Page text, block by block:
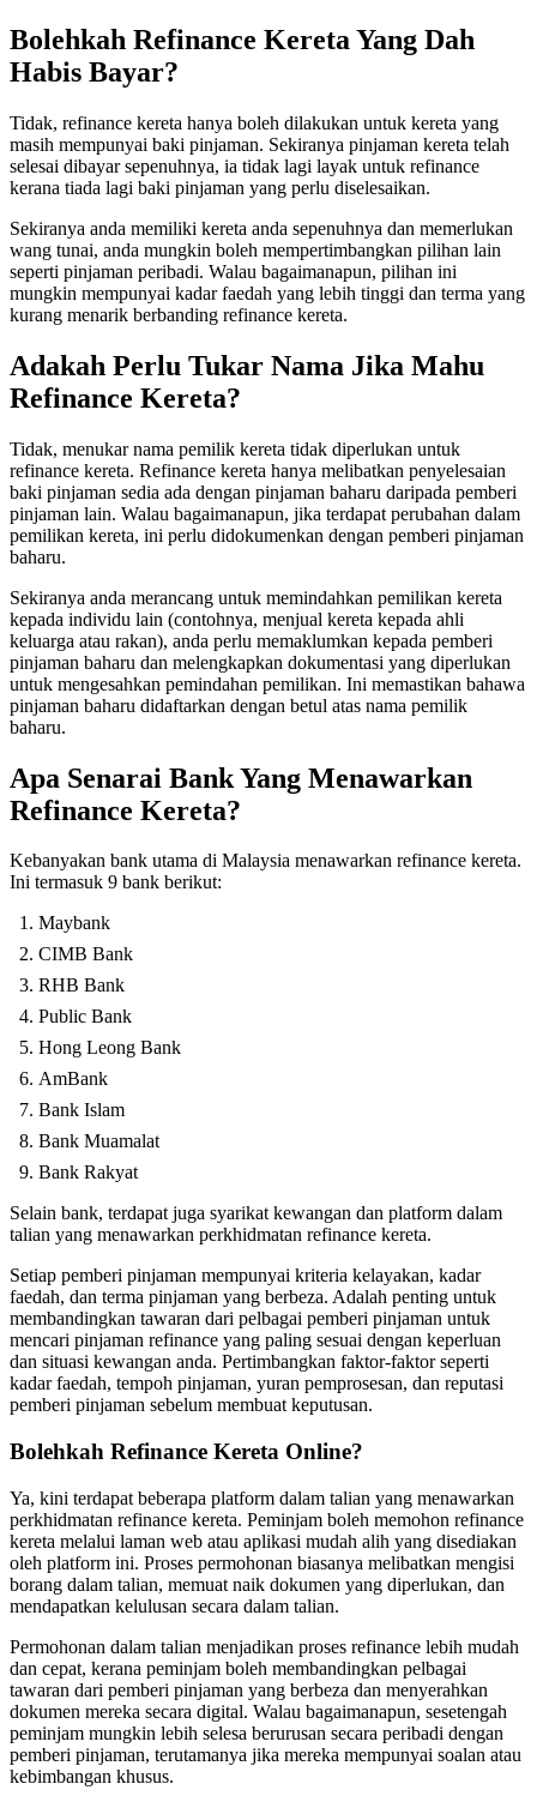
Bolehkah Refinance Kereta Yang Dah
Habis Bayar?
Tidak, refinance kereta hanya boleh dilakukan untuk kereta yang
masih mempunyai baki pinjaman. Sekiranya pinjaman kereta telah
selesai dibayar sepenuhnya, ia tidak lagi layak untuk refinance
kerana tiada lagi baki pinjaman yang perlu diselesaikan.
Sekiranya anda memiliki kereta anda sepenuhnya dan memerlukan
wang tunai, anda mungkin boleh mempertimbangkan pilihan lain
seperti pinjaman peribadi. Walau bagaimanapun, pilihan ini
mungkin mempunyai kadar faedah yang lebih tinggi dan terma yang
kurang menarik berbanding refinance kereta.
Adakah Perlu Tukar Nama Jika Mahu
Refinance Kereta?
Tidak, menukar nama pemilik kereta tidak diperlukan untuk
refinance kereta. Refinance kereta hanya melibatkan penyelesaian
baki pinjaman sedia ada dengan pinjaman baharu daripada pemberi
pinjaman lain. Walau bagaimanapun, jika terdapat perubahan dalam
pemilikan kereta, ini perlu didokumenkan dengan pemberi pinjaman
baharu.
Sekiranya anda merancang untuk memindahkan pemilikan kereta
kepada individu lain (contohnya, menjual kereta kepada ahli
keluarga atau rakan), anda perlu memaklumkan kepada pemberi
pinjaman baharu dan melengkapkan dokumentasi yang diperlukan
untuk mengesahkan pemindahan pemilikan. Ini memastikan bahawa
pinjaman baharu didaftarkan dengan betul atas nama pemilik
baharu.
Apa Senarai Bank Yang Menawarkan
Refinance Kereta?
Kebanyakan bank utama di Malaysia menawarkan refinance kereta.
Ini termasuk 9 bank berikut:
Maybank
CIMB Bank
RHB Bank
Public Bank
Hong Leong Bank
AmBank
Bank Islam
Bank Muamalat
Bank Rakyat
Selain bank, terdapat juga syarikat kewangan dan platform dalam
talian yang menawarkan perkhidmatan refinance kereta.
Setiap pemberi pinjaman mempunyai kriteria kelayakan, kadar
faedah, dan terma pinjaman yang berbeza. Adalah penting untuk
membandingkan tawaran dari pelbagai pemberi pinjaman untuk
mencari pinjaman refinance yang paling sesuai dengan keperluan
dan situasi kewangan anda. Pertimbangkan faktor-faktor seperti
kadar faedah, tempoh pinjaman, yuran pemprosesan, dan reputasi
pemberi pinjaman sebelum membuat keputusan.
Bolehkah Refinance Kereta Online?
Ya, kini terdapat beberapa platform dalam talian yang menawarkan
perkhidmatan refinance kereta. Peminjam boleh memohon refinance
kereta melalui laman web atau aplikasi mudah alih yang disediakan
oleh platform ini. Proses permohonan biasanya melibatkan mengisi
borang dalam talian, memuat naik dokumen yang diperlukan, dan
mendapatkan kelulusan secara dalam talian.
Permohonan dalam talian menjadikan proses refinance lebih mudah
dan cepat, kerana peminjam boleh membandingkan pelbagai
tawaran dari pemberi pinjaman yang berbeza dan menyerahkan
dokumen mereka secara digital. Walau bagaimanapun, sesetengah
peminjam mungkin lebih selesa berurusan secara peribadi dengan
pemberi pinjaman, terutamanya jika mereka mempunyai soalan atau
kebimbangan khusus.